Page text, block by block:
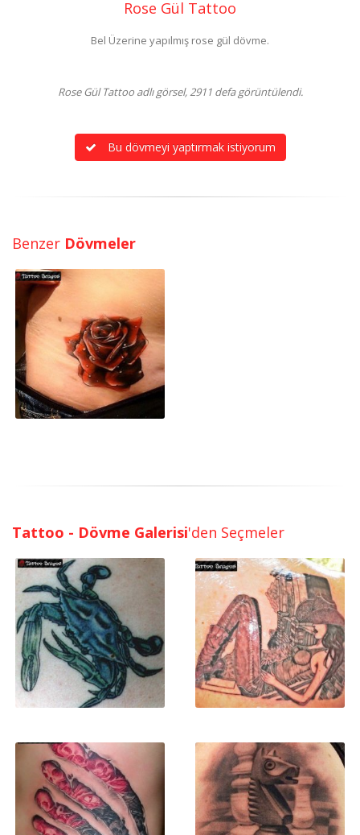
Rose Gül Tattoo
Bel Üzerine yapılmış rose gül dövme.
Rose Gül Tattoo adlı görsel, 2911 defa görüntülendi.
Bu dövmeyi yaptırmak istiyorum
Benzer Dövmeler
Tattoo - Dövme Galerisi'den Seçmeler